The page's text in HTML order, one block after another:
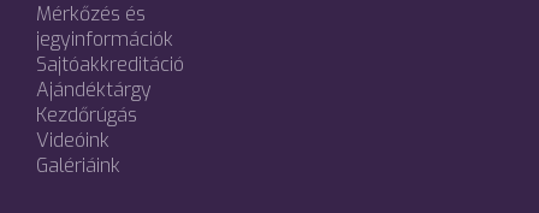
Mérkőzés és
jegyinformációk
Sajtóakkreditáció
Ajándéktárgy
Kezdőrúgás
Videóink
Galériáink